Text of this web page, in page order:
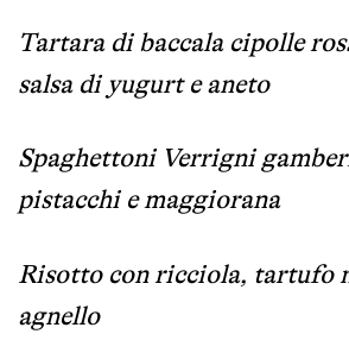
Tartara di baccala cipolle
salsa di yugurt e aneto
Spaghettoni Verrigni
pistacchi e maggiorana
Risotto con ricciola, tartufo
agnello